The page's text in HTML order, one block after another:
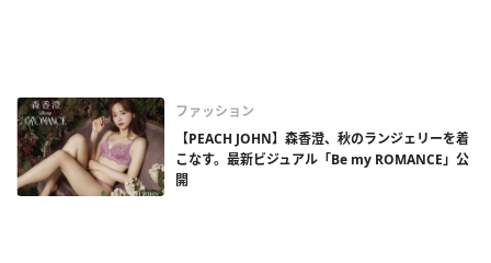
ファッション
【PEACH JOHN】森香澄、秋のランジェリーを着
こなす。最新ビジュアル「Be my ROMANCE」公
開